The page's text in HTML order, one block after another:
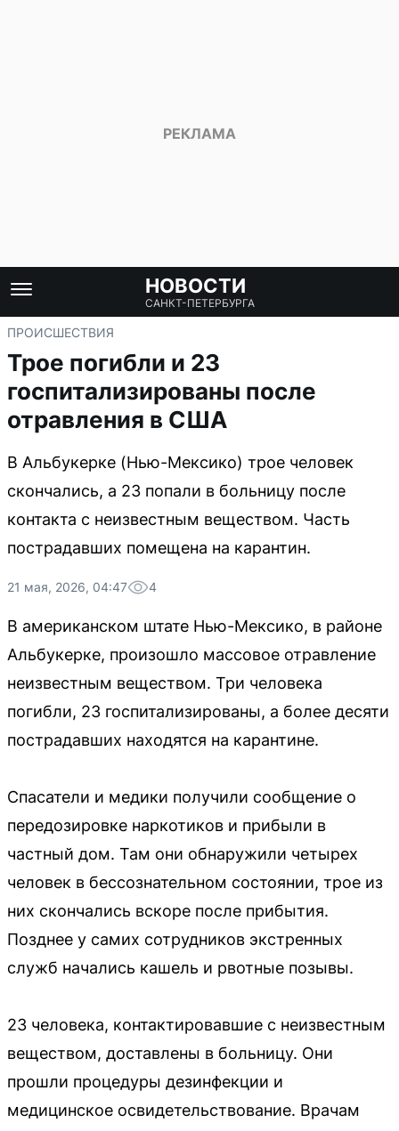
НОВОСТИ
САНКТ-ПЕТЕРБУРГА
ПРОИСШЕСТВИЯ
Трое погибли и 23
госпитализированы после
отравления в США
В Альбукерке (Нью-Мексико) трое человек
скончались, а 23 попали в больницу после
контакта с неизвестным веществом. Часть
пострадавших помещена на карантин.
21 мая, 2026, 04:47 4
В американском штате Нью-Мексико, в районе
Альбукерке, произошло массовое отравление
неизвестным веществом. Три человека
погибли, 23 госпитализированы, а более десяти
пострадавших находятся на карантине.
Спасатели и медики получили сообщение о
передозировке наркотиков и прибыли в
частный дом. Там они обнаружили четырех
человек в бессознательном состоянии, трое из
них скончались вскоре после прибытия.
Позднее у самих сотрудников экстренных
служб начались кашель и рвотные позывы.
23 человека, контактировавшие с неизвестным
веществом, доставлены в больницу. Они
прошли процедуры дезинфекции и
медицинское освидетельствование. Врачам